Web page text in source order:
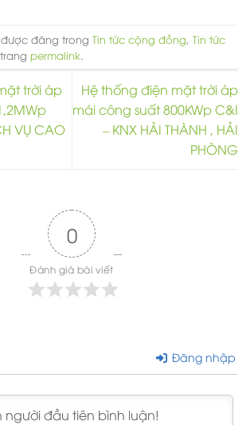
đăng trong Tin tức cộng đồng Tin tức
permalink
trời áp
VỤ CAO
Hệ thống điện mặt trời áp
mái công suất 800KWp C&I
– KNX HẢI THÀNH , HẢI
PHÒNG
0
Đánh giá bài viết
Đăng nhập